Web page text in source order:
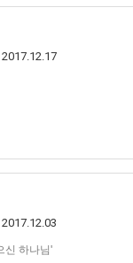
2017.12.17
2017.12.03
신 하나님'